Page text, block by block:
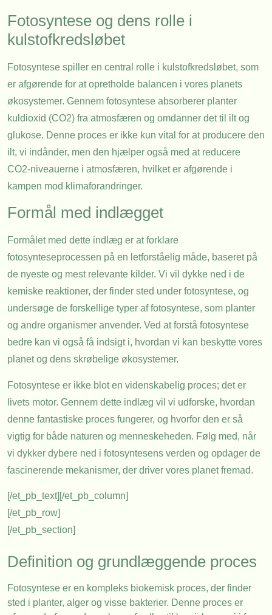
Fotosyntese og dens rolle i
kulstofkredsløbet
Fotosyntese spiller en central rolle i kulstofkredsløbet, som
er afgørende for at opretholde balancen i vores planets
økosystemer. Gennem fotosyntese absorberer planter
kuldioxid (CO2) fra atmosfæren og omdanner det til ilt og
glukose. Denne proces er ikke kun vital for at producere den
ilt, vi indånder, men den hjælper også med at reducere
CO2-niveauerne i atmosfæren, hvilket er afgørende i
kampen mod klimaforandringer.
Formål med indlægget
Formålet med dette indlæg er at forklare
fotosynteseprocessen på en letforståelig måde, baseret på
de nyeste og mest relevante kilder. Vi vil dykke ned i de
kemiske reaktioner, der finder sted under fotosyntese, og
undersøge de forskellige typer af fotosyntese, som planter
og andre organismer anvender. Ved at forstå fotosyntese
bedre kan vi også få indsigt i, hvordan vi kan beskytte vores
planet og dens skrøbelige økosystemer.
Fotosyntese er ikke blot en videnskabelig proces; det er
livets motor. Gennem dette indlæg vil vi udforske, hvordan
denne fantastiske proces fungerer, og hvorfor den er så
vigtig for både naturen og menneskeheden. Følg med, når
vi dykker dybere ned i fotosyntesens verden og opdager de
fascinerende mekanismer, der driver vores planet fremad.
[/et_pb_text][/et_pb_column]
[/et_pb_row]
[/et_pb_section]
Definition og grundlæggende proces
Fotosyntese er en kompleks biokemisk proces, der finder
sted i planter, alger og visse bakterier. Denne proces er